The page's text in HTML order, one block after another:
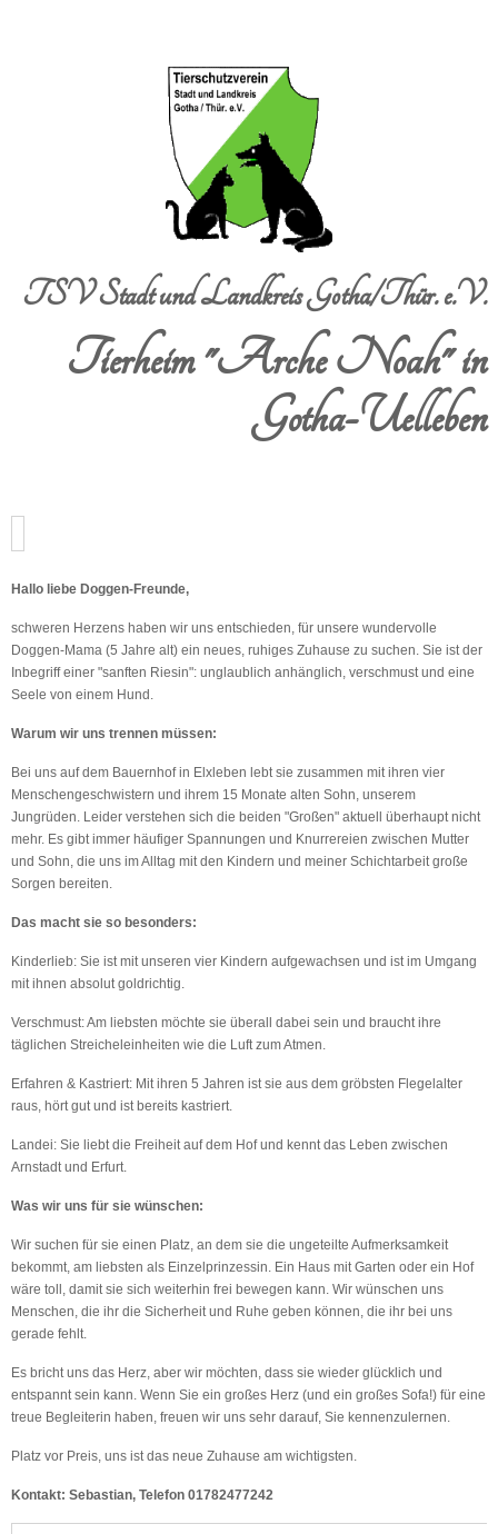
TSV Stadt und Landkreis Gotha/Thür. e.V.
Tierheim "Arche Noah" in
Gotha-Uelleben
Hallo liebe Doggen-Freunde,
schweren Herzens haben wir uns entschieden, für unsere wundervolle
Doggen-Mama (5 Jahre alt) ein neues, ruhiges Zuhause zu suchen. Sie ist der
Inbegriff einer "sanften Riesin": unglaublich anhänglich, verschmust und eine
Seele von einem Hund.
Warum wir uns trennen müssen:
Bei uns auf dem Bauernhof in Elxleben lebt sie zusammen mit ihren vier
Menschengeschwistern und ihrem 15 Monate alten Sohn, unserem
Jungrüden. Leider verstehen sich die beiden "Großen" aktuell überhaupt nicht
mehr. Es gibt immer häufiger Spannungen und Knurrereien zwischen Mutter
und Sohn, die uns im Alltag mit den Kindern und meiner Schichtarbeit große
Sorgen bereiten.
Das macht sie so besonders:
Kinderlieb: Sie ist mit unseren vier Kindern aufgewachsen und ist im Umgang
mit ihnen absolut goldrichtig.
Verschmust: Am liebsten möchte sie überall dabei sein und braucht ihre
täglichen Streicheleinheiten wie die Luft zum Atmen.
Erfahren & Kastriert: Mit ihren 5 Jahren ist sie aus dem gröbsten Flegelalter
raus, hört gut und ist bereits kastriert.
Landei: Sie liebt die Freiheit auf dem Hof und kennt das Leben zwischen
Arnstadt und Erfurt.
Was wir uns für sie wünschen:
Wir suchen für sie einen Platz, an dem sie die ungeteilte Aufmerksamkeit
bekommt, am liebsten als Einzelprinzessin. Ein Haus mit Garten oder ein Hof
wäre toll, damit sie sich weiterhin frei bewegen kann. Wir wünschen uns
Menschen, die ihr die Sicherheit und Ruhe geben können, die ihr bei uns
gerade fehlt.
Es bricht uns das Herz, aber wir möchten, dass sie wieder glücklich und
entspannt sein kann. Wenn Sie ein großes Herz (und ein großes Sofa!) für eine
treue Begleiterin haben, freuen wir uns sehr darauf, Sie kennenzulernen.
Platz vor Preis, uns ist das neue Zuhause am wichtigsten.
Kontakt: Sebastian, Telefon 01782477242